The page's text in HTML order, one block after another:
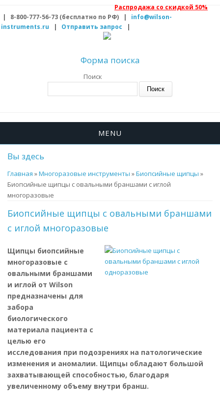
Распродажа со скидкой 50%
| 8-800-777-56-73 (бесплатно по РФ) | info@wilson-
instruments.ru | Отправить запрос |
Форма поиска
Поиск
MENU
Вы здесь
Главная »Многоразовые инструменты »Биопсийные щипцы »
Биопсийные щипцы с овальными браншами с иглой
многоразовые
Биопсийные щипцы с овальными браншами
с иглой многоразовые
Щипцы биопсийные
многоразовые с
овальными браншами
и иглой от Wilson
предназначены для
забора
биологического
материала пациента с
целью его
исследования при подозрениях на патологические
изменения и аномалии. Щипцы обладают большой
захватывающей способностью, благодаря
увеличенному объему внутри бранш.